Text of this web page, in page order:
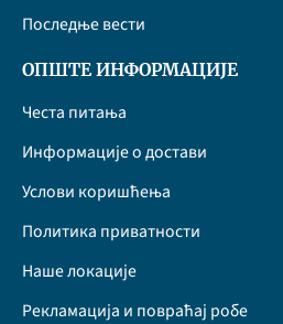
Последње вести
ОПШТЕ ИНФОРМАЦИЈЕ
Честа питања
Информације о достави
Услови коришћења
Политика приватности
Наше локације
Рекламација и повраћај робе